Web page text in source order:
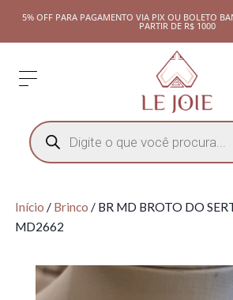
5% OFF PARA PAGAMENTO VIA PIX OU BOLETO
PARTIR DE R$ 1000
Início / Brinco / BR MD BROTO DO
MD2662